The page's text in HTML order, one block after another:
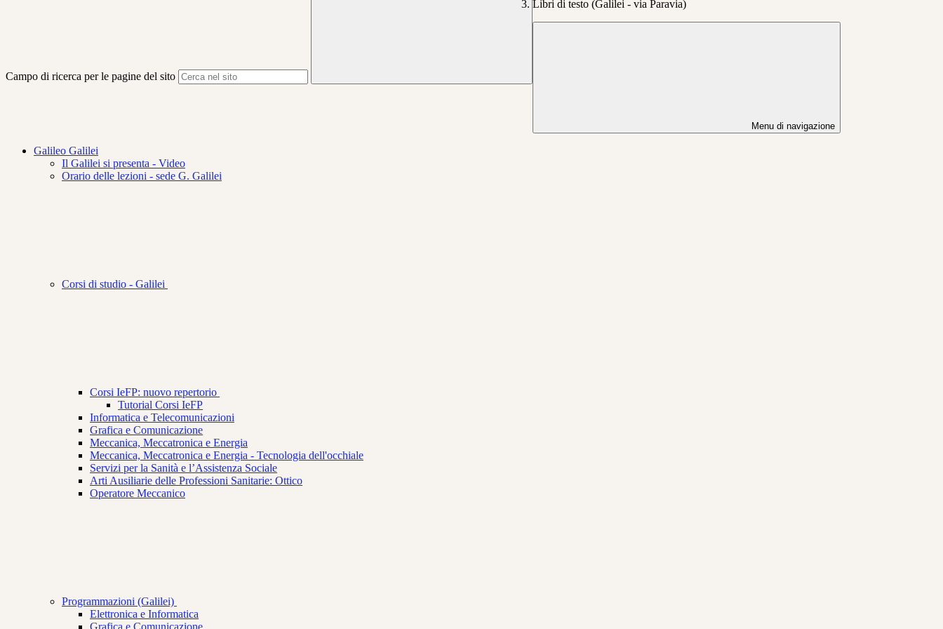
Campo di ricerca per le pagine del sito
Libri di testo (Galilei - via Paravia)
Menu di navigazione
Galileo Galilei
Il Galilei si presenta - Video
Orario delle lezioni - sede G. Galilei
Corsi di studio - Galilei
Corsi IeFP: nuovo repertorio
Tutorial Corsi IeFP
Informatica e Telecomunicazioni
Grafica e Comunicazione
Meccanica, Meccatronica e Energia
Meccanica, Meccatronica e Energia - Tecnologia dell'occhiale
Servizi per la Sanità e l’Assistenza Sociale
Arti Ausiliarie delle Professioni Sanitarie: Ottico
Operatore Meccanico
Programmazioni (Galilei)
Elettronica e Informatica